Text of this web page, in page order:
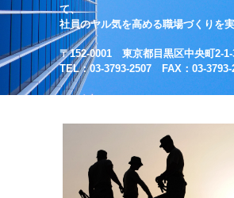
て、
社員のヤル気を高める職場づくりを実
〒152-0001 東京都目黒区中央町2-1-
TEL：03-3793-2507 FAX：03-3793-